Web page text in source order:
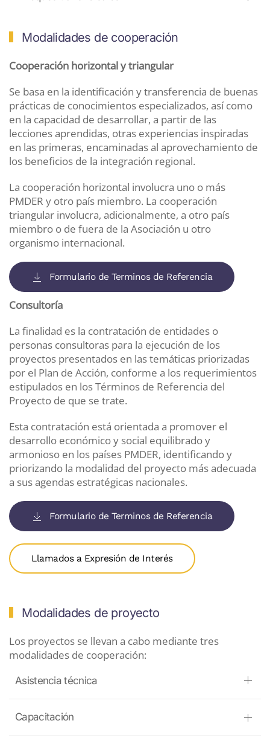
Modalidades de cooperación
Cooperación horizontal y triangular
Se basa en la identificación y transferencia de buenas
prácticas de conocimientos especializados, así como
en la capacidad de desarrollar, a partir de las
lecciones aprendidas, otras experiencias inspiradas
en las primeras, encaminadas al aprovechamiento de
los beneficios de la integración regional.
La cooperación horizontal involucra uno o más
PMDER y otro país miembro. La cooperación
triangular involucra, adicionalmente, a otro país
miembro o de fuera de la Asociación u otro
organismo internacional.
Formulario de Terminos de Referencia
Consultoría
La finalidad es la contratación de entidades o
personas consultoras para la ejecución de los
proyectos presentados en las temáticas priorizadas
por el Plan de Acción, conforme a los requerimientos
estipulados en los Términos de Referencia del
Proyecto de que se trate.
Esta contratación está orientada a promover el
desarrollo económico y social equilibrado y
armonioso en los países PMDER, identificando y
priorizando la modalidad del proyecto más adecuada
a sus agendas estratégicas nacionales.
Formulario de Terminos de Referencia
Llamados a Expresión de Interés
Modalidades de proyecto
Los proyectos se llevan a cabo mediante tres
modalidades de cooperación:
Asistencia técnica
Capacitación